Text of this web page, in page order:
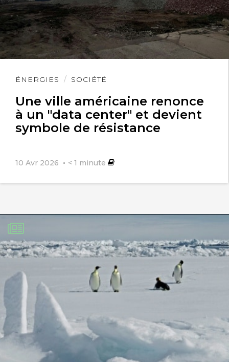
des valeurs beaucoup plus
ouvertes qu’instructables.
ÉNERGIES SOCIÉTÉ
Une ville américaine renonce
à un "data center" et devient
symbole de résistance
10 Avr 2026 < 1 minute
Lire